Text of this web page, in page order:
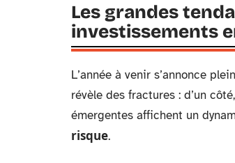
Les grandes
investissements
L’année à venir s’annonce
révèle des fractures : d’un
émergentes affichent un
risque.